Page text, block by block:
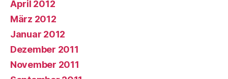
April 2012
März 2012
Januar 2012
Dezember 2011
November 2011